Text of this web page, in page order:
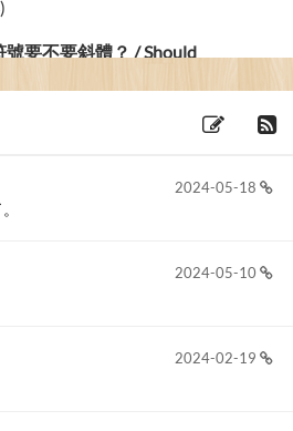
號要不要斜體？ / Should
2024-05-18
2024-05-10
2024-02-19